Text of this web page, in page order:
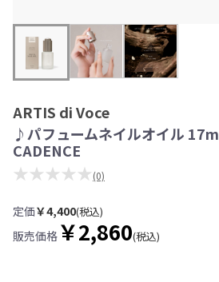
ARTIS di Voce
♪パフュームネイルオイル
CADENCE
★★★★★ (0)
定価￥4,400(税込)
販売価格 ￥2,860(税込)